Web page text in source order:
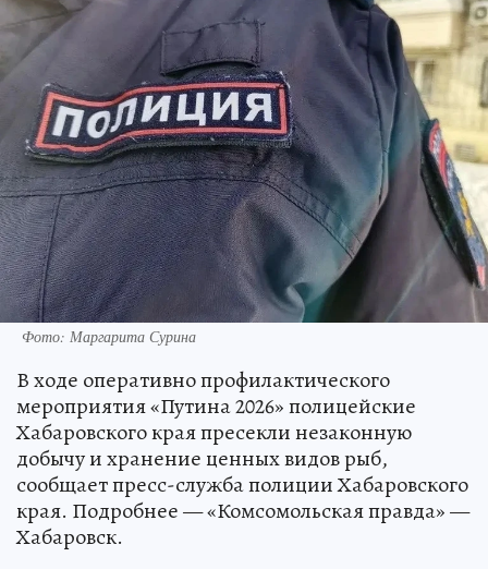
Фото: Маргарита Сурина
В ходе оперативно профилактического
мероприятия «Путина 2026» полицейские
Хабаровского края пресекли незаконную
добычу и хранение ценных видов рыб,
сообщает пресс-служба полиции Хабаровского
края. Подробнее — «Комсомольская правда» —
Хабаровск.